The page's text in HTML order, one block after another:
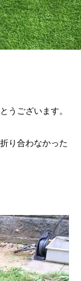
うございます。
り合わなかった